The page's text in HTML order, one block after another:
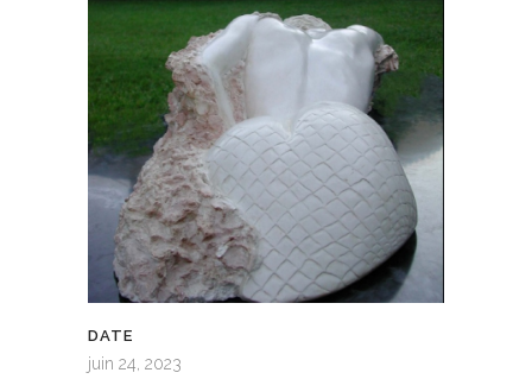
DATE
juin 24, 2023